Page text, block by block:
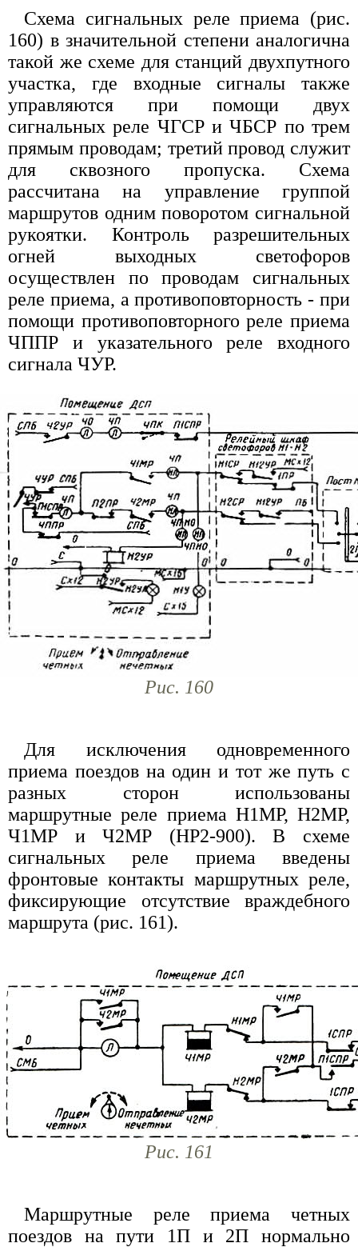
Схема сигнальных реле приема (рис.
160) в значительной степени аналогична
такой же схеме для станций двухпутного
участка, где входные сигналы также
управляются при помощи двух
сигнальных реле ЧГСР и ЧБСР по трем
прямым проводам; третий провод служит
для сквозного пропуска. Схема
рассчитана на управление группой
маршрутов одним поворотом сигнальной
рукоятки. Контроль разрешительных
огней выходных светофоров
осуществлен по проводам сигнальных
реле приема, а противоповторность - при
помощи противоповторного реле приема
ЧППР и указательного реле входного
сигнала ЧУР.
Рис. 160
Для исключения одновременного
приема поездов на один и тот же путь с
разных сторон использованы
маршрутные реле приема Н1МР, Н2МР,
Ч1МР и Ч2МР (НР2-900). В схеме
сигнальных реле приема введены
фронтовые контакты маршрутных реле,
фиксирующие отсутствие враждебного
маршрута (рис. 161).
Рис. 161
Маршрутные реле приема четных
поездов на пути 1П и 2П нормально